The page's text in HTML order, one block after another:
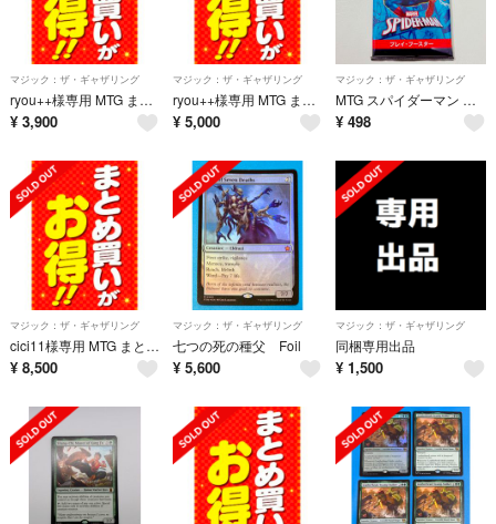
マジック：ザ・ギャザリング
ryou++様専用 MTG まとめ買い⑥
¥ 3,900
マジック：ザ・ギャザリング
ryou++様専用 MTG まとめ買い⑤
¥ 5,000
マジック：ザ・ギャザリング
MTG スパイダーマン プレイ・ブースター 日本語版 新品 マジック パック
¥ 498
マジック：ザ・ギャザリング
cici11様専用 MTG まとめ買い
¥ 8,500
マジック：ザ・ギャザリング
七つの死の種父 Foil
¥ 5,600
マジック：ザ・ギャザリング
同梱専用出品
¥ 1,500